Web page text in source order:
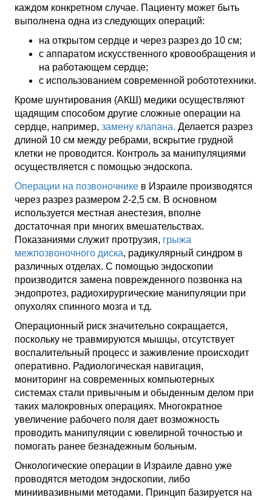
каждом конкретном случае. Пациенту может быть
выполнена одна из следующих операций:
на открытом сердце и через разрез до 10 см;
с аппаратом искусственного кровообращения и
на работающем сердце;
с использованием современной робототехники.
Кроме шунтирования (АКШ) медики осуществляют
щадящим способом другие сложные операции на
сердце, например, замену клапана. Делается разрез
длиной 10 см между ребрами, вскрытие грудной
клетки не проводится. Контроль за манипуляциями
осуществляется с помощью эндоскопа.
Операции на позвоночнике в Израиле производятся
через разрез размером 2-2,5 см. В основном
используется местная анестезия, вполне
достаточная при многих вмешательствах.
Показаниями служит протрузия, грыжа
межпозвоночного диска, радикулярный синдром в
различных отделах. С помощью эндоскопии
производится замена поврежденного позвонка на
эндопротез, радиохирургические манипуляции при
опухолях спинного мозга и т.д.
Операционный риск значительно сокращается,
поскольку не травмируются мышцы, отсутствует
воспалительный процесс и заживление происходит
оперативно. Радиологическая навигация,
мониторинг на современных компьютерных
системах стали привычным и обыденным делом при
таких малокровных операциях. Многократное
увеличение рабочего поля дает возможность
проводить манипуляции с ювелирной точностью и
помогать ранее безнадежным больным.
Онкологические операции в Израиле давно уже
проводятся методом эндоскопии, либо
миниивазивными методами. Принцип базируется на